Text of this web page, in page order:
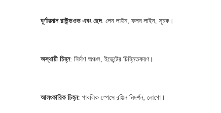
ঘূর্ণায়মান রাউন্ডওভ এবং ছেদ: লেন লাইন, ফলন লাইন, সূচক।
অস্থায়ী চিহ্ন: নির্মাণ অঞ্চল, ইভেন্টের চিহ্নিতকরণ।
আলংকারিক চিহ্ন: পাবলিক স্পেসে রঙিন নিদর্শন, লোগো।